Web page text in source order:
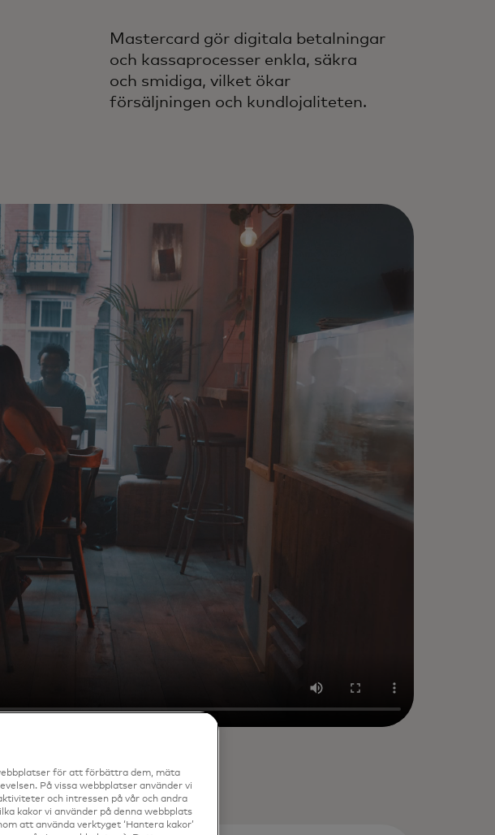
Mastercard gör digitala betalningar
och kassaprocesser enkla, säkra
och smidiga, vilket ökar
försäljningen och kundlojaliteten.
för att förbättra dem, mäta
På vissa webbplatser använder vi
och intressen på vår och andra
kakor vi använder på denna webbplats
att använda verktyget ‘Hantera kakor’